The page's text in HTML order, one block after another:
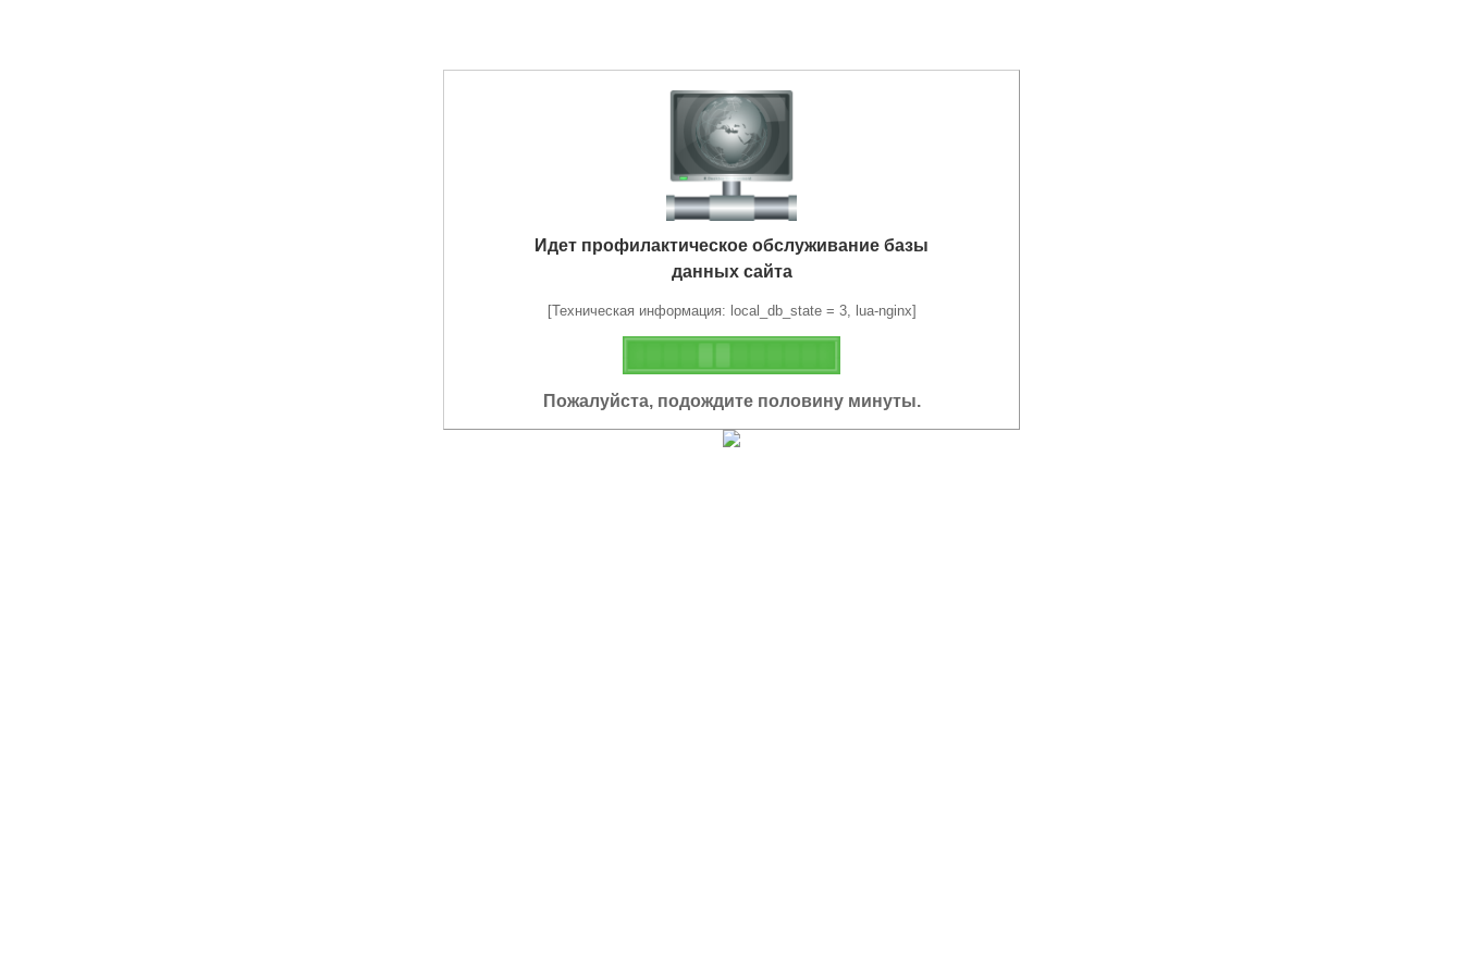
Идет профилактическое обслуживание базы
данных сайта
[Техническая информация: local_db_state = 3, lua-nginx]
Пожалуйста, подождите половину минуты.